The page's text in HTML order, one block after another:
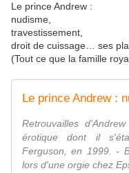
Le prince Andrew :
nudisme,
travestissement,
droit de cuissage… ses
(Tout ce que la famille
Retrouvailles
érotique dont il
Ferguson, en 1999. -
lors d'une orgie chez